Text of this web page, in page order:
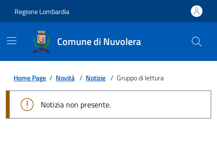
Regione Lombardia
Comune di Nuvolera
Home Page / Novità / Notizie / Gruppo di lettura
Notizia non presente.